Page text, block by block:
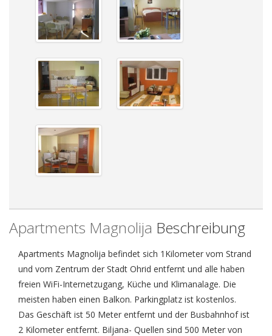
Apartments Magnolija Beschreibung
Apartments Magnolija befindet sich 1Kilometer vom Strand
und vom Zentrum der Stadt Ohrid entfernt und alle haben
freien WiFi-Internetzugang, Küche und Klimanalage. Die
meisten haben einen Balkon. Parkingplatz ist kostenlos.
Das Geschäft ist 50 Meter entfernt und der Busbahnhof ist
2 Kilometer entfernt. Biljana- Quellen sind 500 Meter von